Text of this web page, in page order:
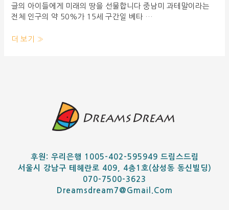
글의 아이들에게 미래의 땅을 선물합니다 중남미 과테말이라는
전체 인구의 약 50%가 15세 구간일 베타 …
더 보기 »
후원: 우리은행 1005-402-595949 드림스드림
서울시 강남구 테헤란로 409, 4층1호(삼성동 동신빌딩)
070-7500-3623
Dreamsdream7@gmail.com